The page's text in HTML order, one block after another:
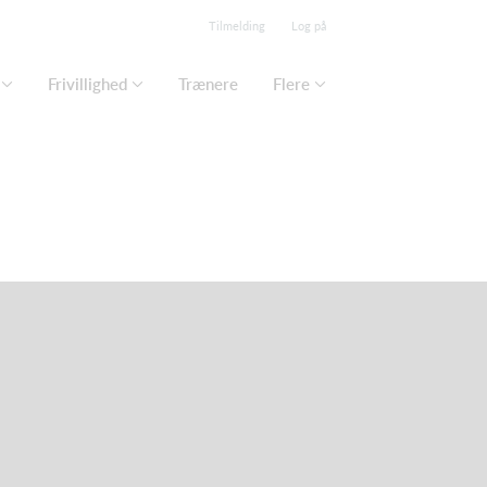
Tilmelding Log på
Frivillighed Trænere Flere